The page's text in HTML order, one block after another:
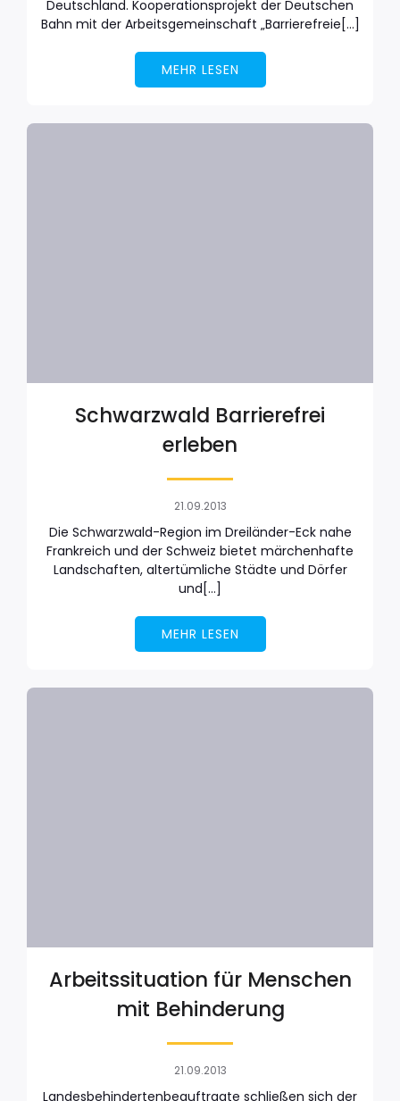
Deutschland. Kooperationsprojekt der Deutschen
Bahn mit der Arbeitsgemeinschaft „Barrierefreie[…]
MEHR LESEN
Schwarzwald Barrierefrei
erleben
21.09.2013
Die Schwarzwald-Region im Dreiländer-Eck nahe
Frankreich und der Schweiz bietet märchenhafte
Landschaften, altertümliche Städte und Dörfer
und[…]
MEHR LESEN
Arbeitssituation für Menschen
mit Behinderung
21.09.2013
Landesbehindertenbeauftragte schließen sich der